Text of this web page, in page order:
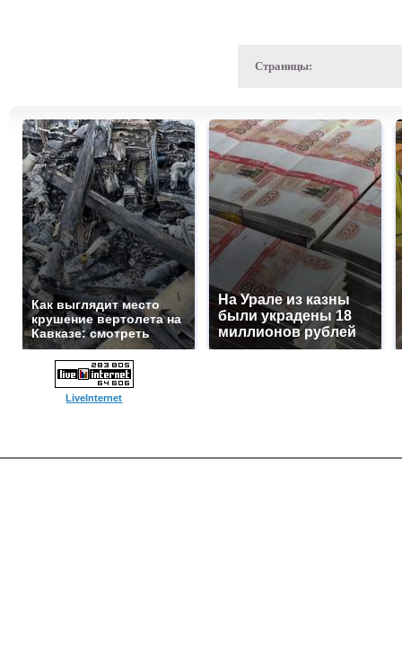
Страницы:
Как выглядит место
крушение вертолета на
Кавказе: смотреть
На Урале из казны
были украдены 18
миллионов рублей
LiveInternet